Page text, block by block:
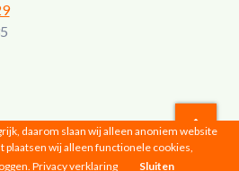
© 2026 |Privacyverklaring
daarom slaan wij alleen anoniem website
plaatsen wij alleen functionele cookies,
Privacy verklaring Sluiten